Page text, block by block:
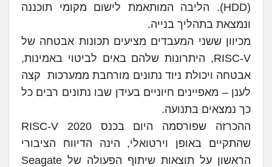
(HDD). הליבה המותאמת לישום מקומי תוכננה
ונמצאת בתהליך בנייה.
מכיוון ששני המעבדים מציעים תכונות אבטחה של
RISC-V, היתרונות שלהם באים לביטוי באמינות,
אבטחה ויכולת ניוד נתונים מורחבת ממערכות קצה
לענן – מאפיינים חיוניים בעידן שבו נתונים רבים כל
כך נמצאים בתנועה.
ההכרזה שפורסמה היום בכנס 2020 RISC-V
שהתקיים באופן וירטואלי, הינה הדיווח הציבורי
הראשון על תוצאות שיתוף הפעולה של Seagate